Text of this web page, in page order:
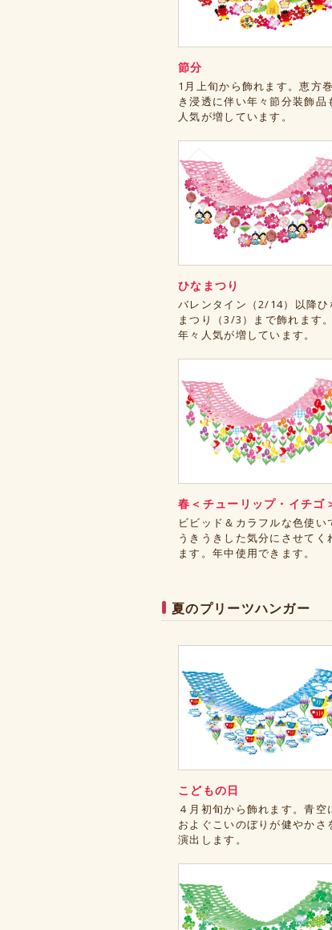
節分
1月上旬から飾れます。恵方巻
き浸透に伴い年々節分装飾品
人気が増しています。
ひなまつり
バレンタイン（2/14）以降ひ
まつり（3/3）まで飾れます。
年々人気が増しています。
春＜チューリップ・イチゴ
ビビッド＆カラフルな色使い
うきうきした気分にさせてく
ます。年中使用できます。
夏のプリーツハンガー
こどもの日
４月初旬から飾れます。青空
およぐこいのぼりが健やかさ
演出します。